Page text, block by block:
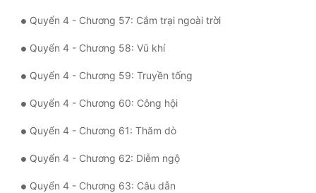
Quyển 4 - Chương 57: Cắm trại ngoài trời
Quyển 4 - Chương 58: Vũ khí
Quyển 4 - Chương 59: Truyền tống
Quyển 4 - Chương 60: Công hội
Quyển 4 - Chương 61: Thăm dò
Quyển 4 - Chương 62: Diễm ngộ
Quyển 4 - Chương 63: Câu dẫn